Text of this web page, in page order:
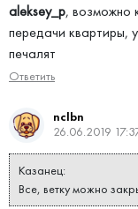
aleksey_p, возможно
передачи квартиры,
печалят
Ответить
nclbn
26.06.2019
Казанец:
Все, ветку можно